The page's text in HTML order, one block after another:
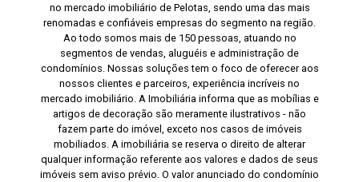
no mercado imobiliário de Pelotas, sendo uma das mais
renomadas e confiáveis empresas do segmento na região.
Ao todo somos mais de 150 pessoas, atuando no
segmentos de vendas, aluguéis e administração de
condomínios. Nossas soluções tem o foco de oferecer aos
nossos clientes e parceiros, experiência incríveis no
mercado imobiliário. A Imobiliária informa que as mobílias e
artigos de decoração são meramente ilustrativos - não
fazem parte do imóvel, exceto nos casos de imóveis
mobiliados. A imobiliária se reserva o direito de alterar
qualquer informação referente aos valores e dados de seus
imóveis sem aviso prévio. O valor anunciado do condomínio